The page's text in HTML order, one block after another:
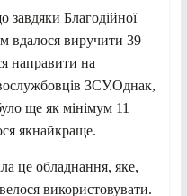
Благодійної
вдалося виручити 39
направити на
ЗСУ.Однак,
ще як мінімум 11
якнайкраще.
це обладнання, яке,
використовувати.